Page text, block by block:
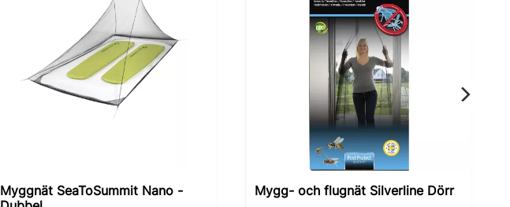
Myggnät SeaToSummit Nano -
Mygg- och flugnät Silverline Dörr